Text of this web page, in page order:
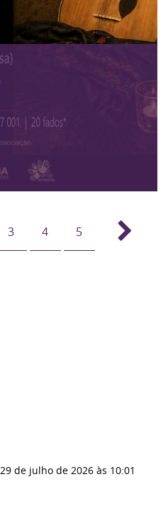
3 4 5
29 de julho de 2026 às 10:01